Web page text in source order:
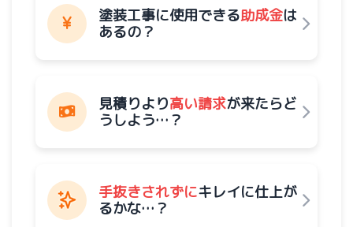
2026/07/31
現場ブログ
2026/07/29
2026/07/25
塗装工事に使用できる助成金は
あるの？
見積りより高い請求が来たらど
うしよう…？
手抜きされずにキレイに仕上が
るかな…？